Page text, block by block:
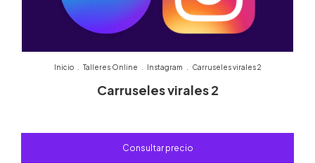
Inicio Talleres Online Instagram Carruseles virales 2
Carruseles virales 2